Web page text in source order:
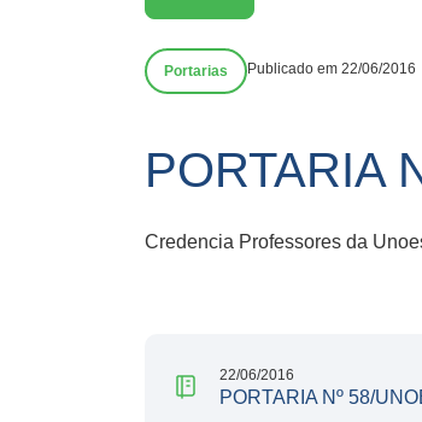
Portarias Publicado em 22/06/2016
PORTARIA
Credencia Professores da
22/06/2016
PORTARIA Nº 58/